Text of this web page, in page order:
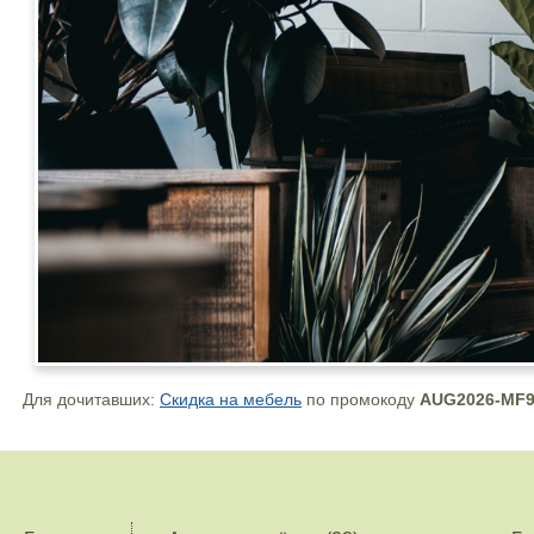
Для дочитавших: Скидка на мебель по промокоду AUG2026-